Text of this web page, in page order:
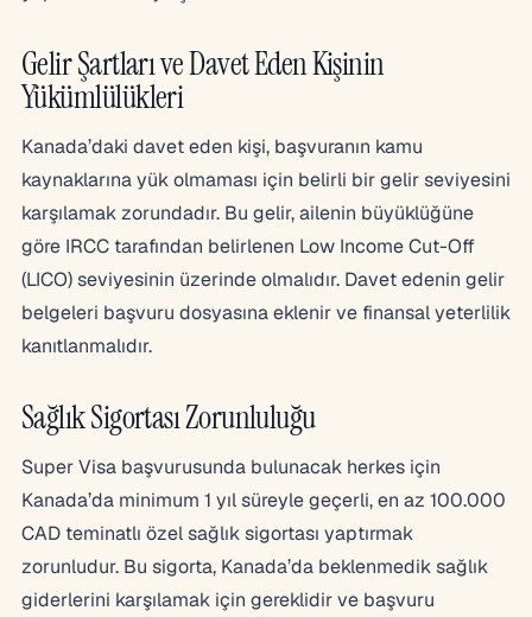
Gelir Şartları ve Davet Eden Kişinin
Yükümlülükleri
Kanada’daki davet eden kişi, başvuranın kamu
kaynaklarına yük olmaması için belirli bir gelir seviyesini
karşılamak zorundadır. Bu gelir, ailenin büyüklüğüne
göre IRCC tarafından belirlenen Low Income Cut-Off
(LICO) seviyesinin üzerinde olmalıdır. Davet edenin gelir
belgeleri başvuru dosyasına eklenir ve finansal yeterlilik
kanıtlanmalıdır.
Sağlık Sigortası Zorunluluğu
Super Visa başvurusunda bulunacak herkes için
Kanada’da minimum 1 yıl süreyle geçerli, en az 100.000
CAD teminatlı özel sağlık sigortası yaptırmak
zorunludur. Bu sigorta, Kanada’da beklenmedik sağlık
giderlerini karşılamak için gereklidir ve başvuru